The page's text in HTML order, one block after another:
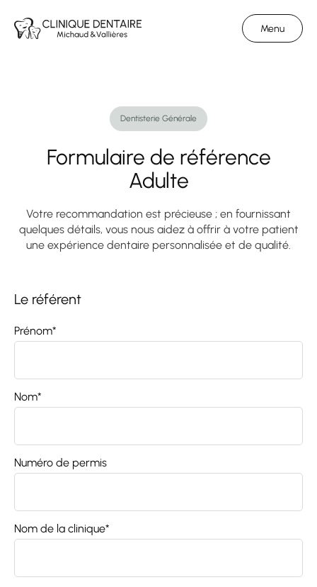
Menu
Dentisterie Générale
Contact
Orthodontie
Carrières
Dentisterie Générale
Formulaire de référence
Adulte
Votre recommandation est précieuse ; en fournissant
quelques détails, vous nous aidez à offrir à votre patient
une expérience dentaire personnalisée et de qualité.
Le référent
Prénom*
Nom*
Numéro de permis
Nom de la clinique*